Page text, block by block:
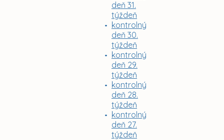
deň 31.
týždeň
kontrolný
deň 30.
týždeň
kontrolný
deň 29.
týždeň
kontrolný
deň 28.
týždeň
kontrolný
deň 27.
týždeň